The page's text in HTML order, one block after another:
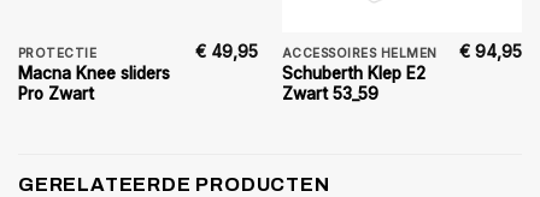
PROTECTIE
Macna Knee sliders
Pro Zwart
€ 49,95 ACCESSOIRES HELMEN
Schuberth Klep E2
Zwart 53_59
€ 94,95
GERELATEERDE PRODUCTEN